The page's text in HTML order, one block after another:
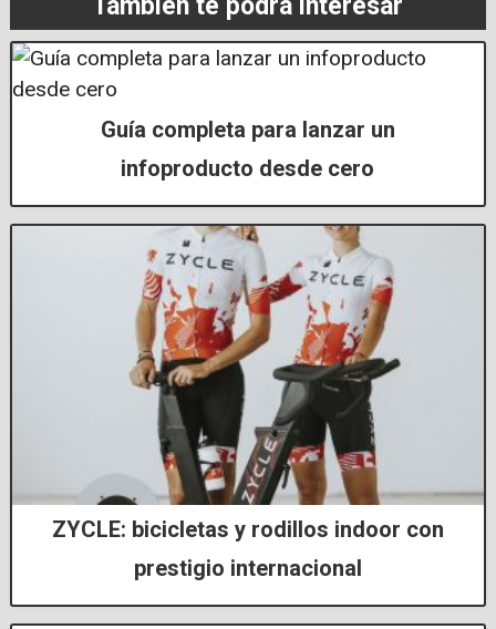
También te podrá interesar
Guía completa para lanzar un
infoproducto desde cero
ZYCLE: bicicletas y rodillos indoor con
prestigio internacional